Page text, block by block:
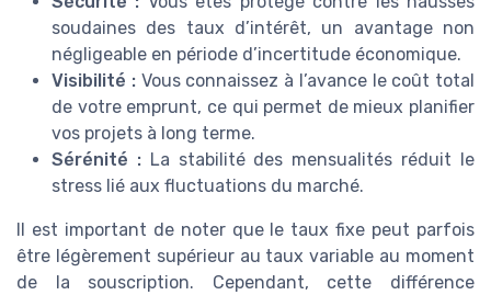
soudaines des taux d’intérêt, un avantage non
négligeable en période d’incertitude économique.
Visibilité :Vous connaissez à l’avance le coût total
de votre emprunt, ce qui permet de mieux planifier
vos projets à long terme.
Sérénité :La stabilité des mensualités réduit le
stress lié aux fluctuations du marché.
Il est important de noter que le taux fixe peut parfois
être légèrement supérieur au taux variable au moment
de la souscription. Cependant, cette différence